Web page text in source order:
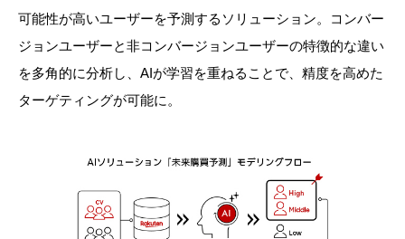
可能性が高いユーザーを予測するソリューション。コンバー
ジョンユーザーと非コンバージョンユーザーの特徴的な違い
を多角的に分析し、AIが学習を重ねることで、精度を高めた
ターゲティングが可能に。